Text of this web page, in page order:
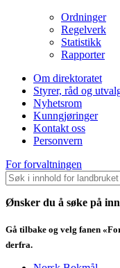
Ordninger
Regelverk
Statistikk
Rapporter
Om direktoratet
Styrer, råd og
Nyhetsrom
Kunngjøringer
Kontakt oss
Personvern
For forvaltningen
Ønsker du å søke på
Gå tilbake og velg fanen
derfra.